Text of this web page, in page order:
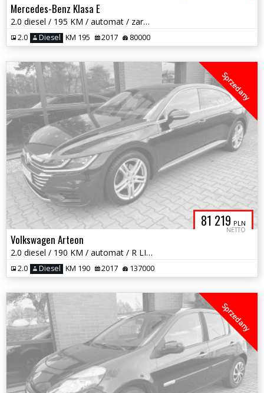
Mercedes-Benz Klasa E
2.0 diesel / 195 KM / automat / zarej w PL / zadbany / możliwa zamiana
2.0 Diesel KM 195 2017 80000
81 219 PLN
NETTO
Sprzedany
Volkswagen Arteon
2.0 diesel / 190 KM / automat / R LINE / zarej w PL / zamiana
2.0 Diesel KM 190 2017 137000
Sprzedany